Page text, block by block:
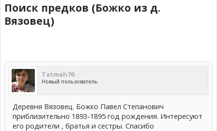
Поиск предков (Божко из д.
Вязовец)
Тatmah76
Новый пользователь
Деревня Вязовец. Божко Павел Степанович
приблизительно 1893-1895 год рождения. Интересуют
его родители , братья и сестры. Спасибо